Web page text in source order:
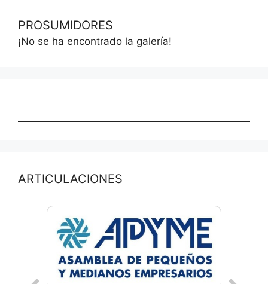
PROSUMIDORES
¡No se ha encontrado la galería!
ARTICULACIONES